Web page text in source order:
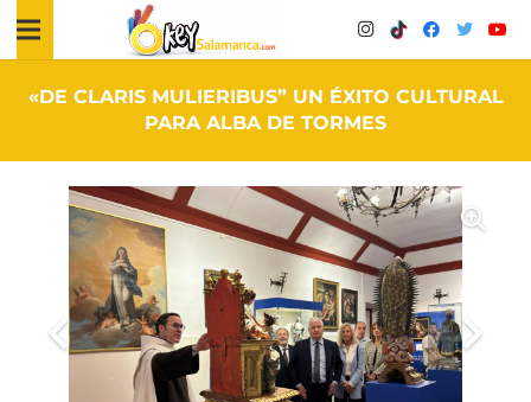
«DE CLARIS MULIERIBUS” UN ÉXITO CULTURAL
PARA ALBA DE TORMES